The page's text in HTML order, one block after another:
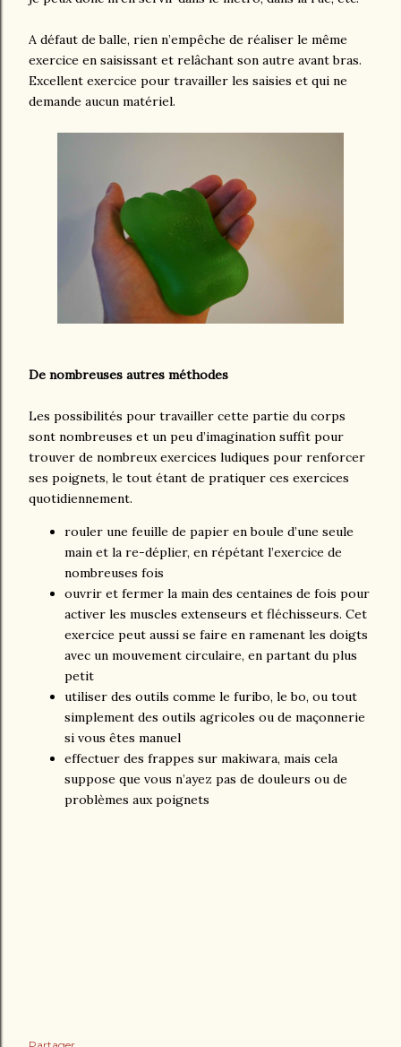
A défaut de balle, rien n’empêche de réaliser le même
exercice en saisissant et relâchant son autre avant bras.
Excellent exercice pour travailler les saisies et qui ne
demande aucun matériel.
De nombreuses autres méthodes
Les possibilités pour travailler cette partie du corps
sont nombreuses et un peu d’imagination suffit pour
trouver de nombreux exercices ludiques pour renforcer
ses poignets, le tout étant de pratiquer ces exercices
quotidiennement.
rouler une feuille de papier en boule d’une seule
main et la re-déplier, en répétant l’exercice de
nombreuses fois
ouvrir et fermer la main des centaines de fois pour
activer les muscles extenseurs et fléchisseurs. Cet
exercice peut aussi se faire en ramenant les doigts
avec un mouvement circulaire, en partant du plus
petit
utiliser des outils comme le furibo, le bo, ou tout
simplement des outils agricoles ou de maçonnerie
si vous êtes manuel
effectuer des frappes sur makiwara, mais cela
suppose que vous n’ayez pas de douleurs ou de
problèmes aux poignets